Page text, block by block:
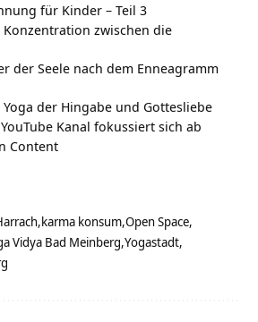
für Kinder – Teil 3
zwischen die
der Seele nach dem Enneagramm
Yoga der Hingabe und Gottesliebe
Kanal fokussiert sich ab
Content
karma konsum Open Space
Vidya Bad Meinberg Yogastadt